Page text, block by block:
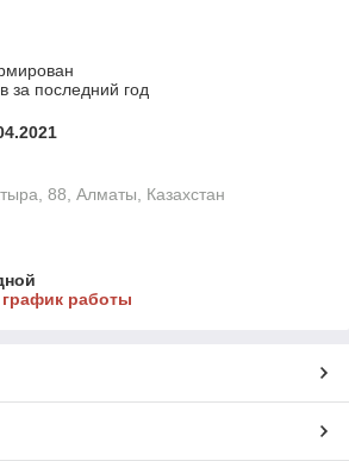
за последний год
88, Алматы, Казахстан
график работы